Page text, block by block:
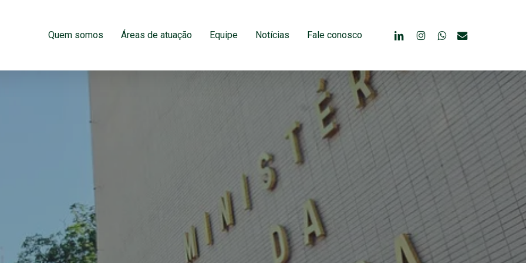
Quem somos Áreas de atuação Equipe Notícias Fale conosco linkedininstagramwhatsapp
email